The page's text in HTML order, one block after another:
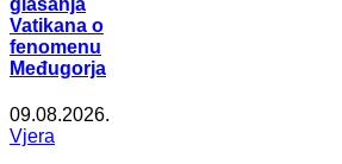
Vatikana o
fenomenu
Međugorja
09.08.2026.
Vjera